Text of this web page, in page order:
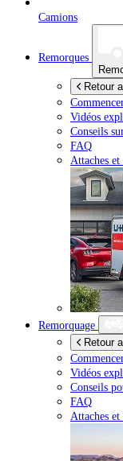
Camions
Remorques
Retour
Vidéos
Conseils
FAQ
Attaches et
Remorquage
Retour
Vidéos
Conseils
FAQ
Attaches et